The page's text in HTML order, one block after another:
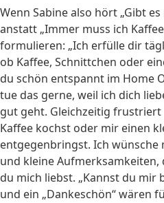
Wenn Sabine also hört „Gibt
anstatt „Immer muss ich
formulieren: „Ich erfülle dir
ob Kaffee, Schnittchen oder
du schön entspannt im Home
tue das gerne, weil ich dich
gut geht. Gleichzeitig frustriert
Kaffee kochst oder mir einen
entgegenbringst. Ich
und kleine Aufmerksamkeiten,
du mich liebst. „Kannst du mir
und ein „Dankeschön“ wären